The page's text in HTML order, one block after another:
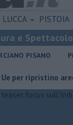
LUCCA PISTOIA
e Spettacolo
PISANO
aree